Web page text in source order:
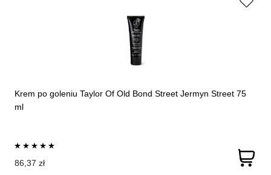
Krem po goleniu Taylor Of Old Bond Street Jermyn Street 75
ml
86,37 zł